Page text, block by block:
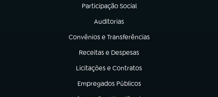
Participação Social
(abre em nova aba)
Auditorias
(abre em nova aba)
Convênios e Transferências
(abre em nova aba)
Receitas e Despesas
(abre em nova aba)
Licitações e Contratos
(abre em nova aba)
Empregados Públicos
(abre em nova aba)